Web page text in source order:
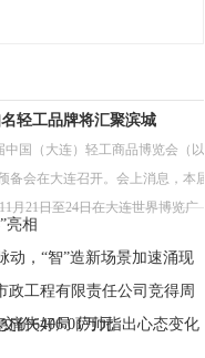
轻工品牌将汇聚滨城
中国（大连）轻工商品博览会（以
备会在大连召开。会上消息，本届
月21日至24日在大连世界博览广
亮相
动，“智”造新场景加速涌现
政工程有限责任公司竞得周
价6406.01万元
痛失好局 萨帅指出心态变化